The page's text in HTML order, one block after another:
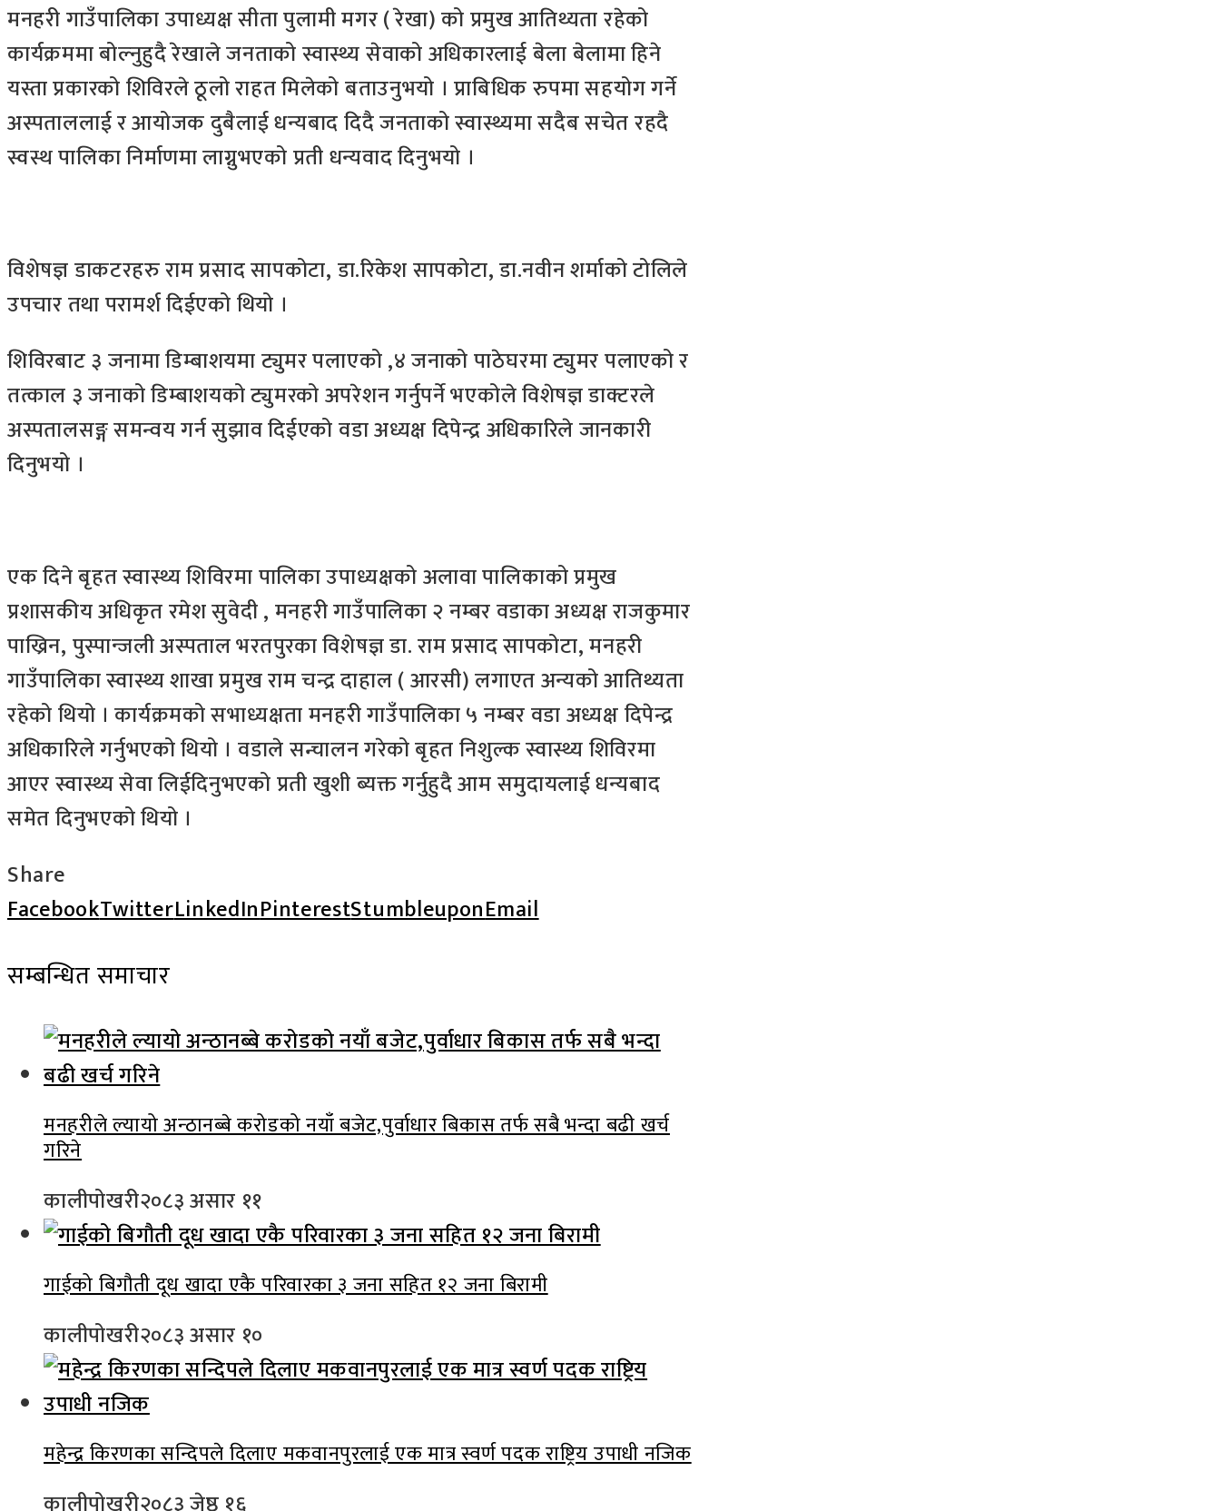
मनहरी गाउँपालिका उपाध्यक्ष सीता पुलामी मगर ( रेखा) को प्रमुख आतिथ्यता रहेको
कार्यक्रममा बोल्नुहुदै रेखाले जनताको स्वास्थ्य सेवाको अधिकारलाई बेला बेलामा हिने
यस्ता प्रकारको शिविरले ठूलो राहत मिलेको बताउनुभयो । प्राबिधिक रुपमा सहयोग गर्ने
अस्पताललाई र आयोजक दुबैलाई धन्यबाद दिदै जनताको स्वास्थ्यमा सदैब सचेत रहदै
स्वस्थ पालिका निर्माणमा लाग्नुभएको प्रती धन्यवाद दिनुभयो ।
विशेषज्ञ डाकटरहरु राम प्रसाद सापकोटा, डा.रिकेश सापकोटा, डा.नवीन शर्माको टोलिले
उपचार तथा परामर्श दिईएको थियो ।
शिविरबाट ३ जनामा डिम्बाशयमा ट्युमर पलाएको ,४ जनाको पाठेघरमा ट्युमर पलाएको र
तत्काल ३ जनाको डिम्बाशयको ट्युमरको अपरेशन गर्नुपर्ने भएकोले विशेषज्ञ डाक्टरले
अस्पतालसङ्ग समन्वय गर्न सुझाव दिईएको वडा अध्यक्ष दिपेन्द्र अधिकारिले जानकारी
दिनुभयो ।
एक दिने बृहत स्वास्थ्य शिविरमा पालिका उपाध्यक्षको अलावा पालिकाको प्रमुख
प्रशासकीय अधिकृत रमेश सुवेदी , मनहरी गाउँपालिका २ नम्बर वडाका अध्यक्ष राजकुमार
पाख्रिन, पुस्पान्जली अस्पताल भरतपुरका विशेषज्ञ डा. राम प्रसाद सापकोटा, मनहरी
गाउँपालिका स्वास्थ्य शाखा प्रमुख राम चन्द्र दाहाल ( आरसी) लगाएत अन्यको आतिथ्यता
रहेको थियो । कार्यक्रमको सभाध्यक्षता मनहरी गाउँपालिका ५ नम्बर वडा अध्यक्ष दिपेन्द्र
अधिकारिले गर्नुभएको थियो । वडाले सन्चालन गरेको बृहत निशुल्क स्वास्थ्य शिविरमा
आएर स्वास्थ्य सेवा लिईदिनुभएको प्रती खुशी ब्यक्त गर्नुहुदै आम समुदायलाई धन्यबाद
समेत दिनुभएको थियो ।
Share
FacebookTwitterLinkedInPinterestStumbleuponEmail
सम्बन्धित समाचार
मनहरीले ल्यायो अन्ठानब्बे करोडको नयाँ बजेट,पुर्वाधार बिकास तर्फ सबै भन्दा बढी खर्च
गरिने
कालीपोखरी२०८३ असार ११
गाईको बिगौती दूध खादा एकै परिवारका ३ जना सहित १२ जना बिरामी
कालीपोखरी२०८३ असार १०
महेन्द्र किरणका सन्दिपले दिलाए मकवानपुरलाई एक मात्र स्वर्ण पदक राष्ट्रिय उपाधी नजिक